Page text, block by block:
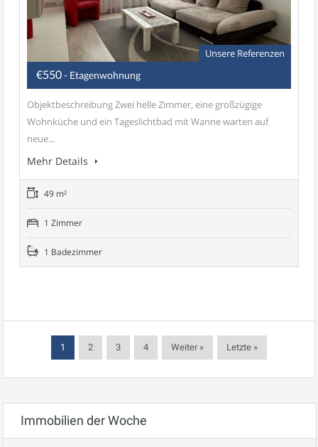
Unsere Referenzen
€550- Etagenwohnung
Objektbeschreibung Zwei helle Zimmer, eine großzügige
Wohnküche und ein Tageslichtbad mit Wanne warten auf
neue...
Mehr Details
49 m²
1 Zimmer
1 Badezimmer
1 2 3 4 Weiter » Letzte »
Immobilien der Woche